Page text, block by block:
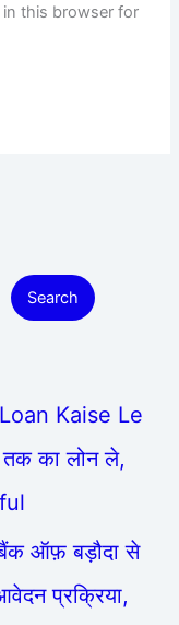
in this browser for
Search
Kaise Le
का लोन ले,
ऑफ़ बड़ौदा से
प्रक्रिया,